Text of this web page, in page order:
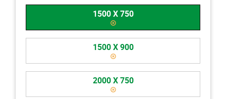
1500 X 750
1500 X 900
2000 X 750